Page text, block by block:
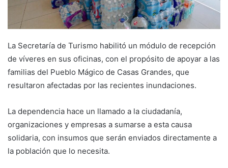
La Secretaría de Turismo habilitó un módulo de recepción
de víveres en sus oficinas, con el propósito de apoyar a las
familias del Pueblo Mágico de Casas Grandes, que
resultaron afectadas por las recientes inundaciones.
La dependencia hace un llamado a la ciudadanía,
organizaciones y empresas a sumarse a esta causa
solidaria, con insumos que serán enviados directamente a
la población que lo necesita.